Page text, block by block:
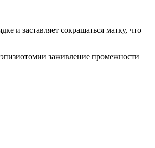
и заставляет сокращаться матку, что
заживление промежности